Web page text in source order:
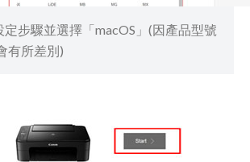
定步驟並選擇「macOS」(因產品型號
有所差別)